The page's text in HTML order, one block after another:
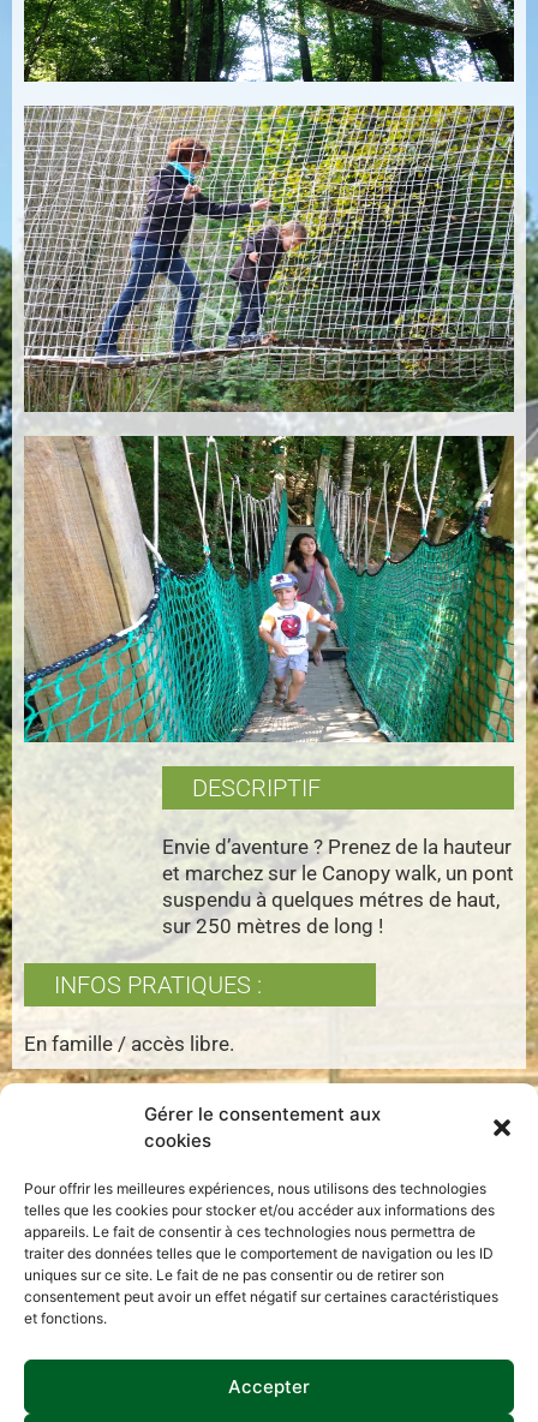
Gérer le consentement aux
cookies
Pour offrir les meilleures expériences, nous utilisons des technologies
telles que les cookies pour stocker et/ou accéder aux informations des
appareils. Le fait de consentir à ces technologies nous permettra de
traiter des données telles que le comportement de navigation ou les ID
uniques sur ce site. Le fait de ne pas consentir ou de retirer son
consentement peut avoir un effet négatif sur certaines caractéristiques
et fonctions.
Accepter
DESCRIPTIF
Envie d’aventure ? Prenez de la hauteur
et marchez sur le Canopy walk, un pont
suspendu à quelques métres de haut,
sur 250 mètres de long !
INFOS PRATIQUES :
En famille / accès libre.
LE VILLAGE ENCHANTÉ
4254 Route de Bellefontaine – BELLEFONTAINE – 50520 JUVIGNY LES
Téléphone : 06 69 41 83 07
contact@village-enchante.com
MENTIONS LÉGALES COOKIES
PLAN DU SITE